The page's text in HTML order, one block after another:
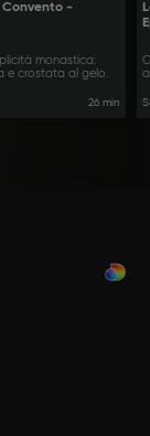
Convento -
monastica:
e crostata al gelo.
26 min